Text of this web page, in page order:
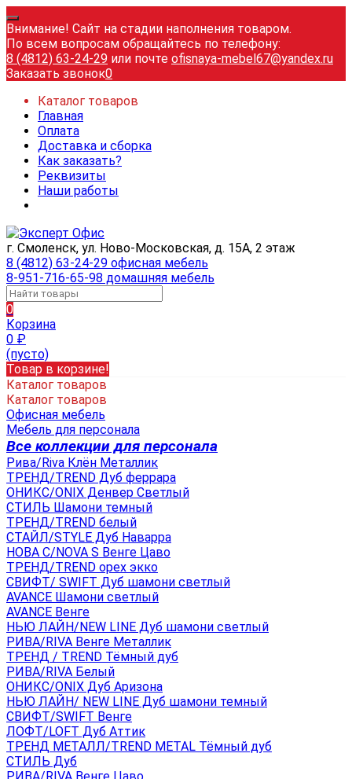
Внимание! Сайт на стадии наполнения товаром.
По всем вопросам обращайтесь по телефону:
8 (4812) 63-24-29 или почте ofisnaya-mebel67@yandex.ru
Заказать звонок0
Каталог товаров
Главная
Оплата
Доставка и сборка
Как заказать?
Реквизиты
Наши работы
г. Смоленск, ул. Ново-Московская, д. 15А, 2 этаж
8 (4812) 63-24-29 офисная мебель
8-951-716-65-98 домашняя мебель
0
Корзина
0 ₽
(пусто)
Товар в корзине!
Каталог товаров
Каталог товаров
Офисная мебель
Мебель для персонала
Все коллекции для персонала
Рива/Riva Клён Металлик
ТРЕНД/TREND Дуб феррара
ОНИКС/ONIX Денвер Светлый
СТИЛЬ Шамони темный
ТРЕНД/TREND белый
СТАЙЛ/STYLE Дуб Наварра
НОВА С/NOVA S Венге Цаво
ТРЕНД/TREND орех экко
СВИФТ/ SWIFT Дуб шамони светлый
AVANCE Шамони светлый
AVANCE Венге
НЬЮ ЛАЙН/NEW LINE Дуб шамони светлый
РИВА/RIVA Венге Металлик
TРЕНД / TREND Тёмный дуб
РИВА/RIVA Белый
ОНИКС/ONIX Дуб Аризона
НЬЮ ЛАЙН/ NEW LINE Дуб шамони темный
СВИФТ/SWIFT Венге
ЛОФТ/LOFT Дуб Аттик
ТРЕНД МЕТАЛЛ/TREND METAL Тёмный дуб
СТИЛЬ Дуб